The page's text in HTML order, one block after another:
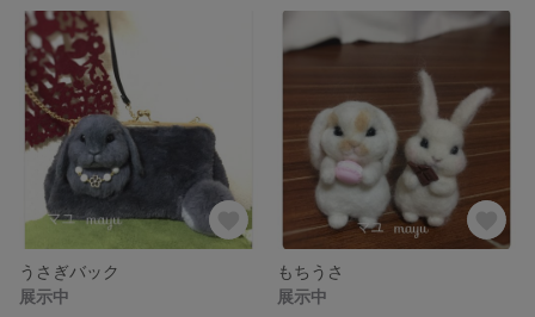
うさぎバック
展示中
もちうさ
展示中